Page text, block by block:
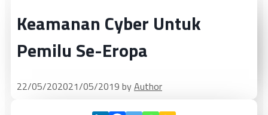
Keamanan Cyber Untuk
Pemilu Se-Eropa
22/05/202021/05/2019 byAuthor